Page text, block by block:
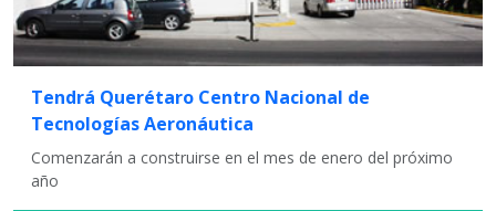
Tendrá Querétaro Centro Nacional de
Tecnologías Aeronáutica
Comenzarán a construirse en el mes de enero del próximo
año